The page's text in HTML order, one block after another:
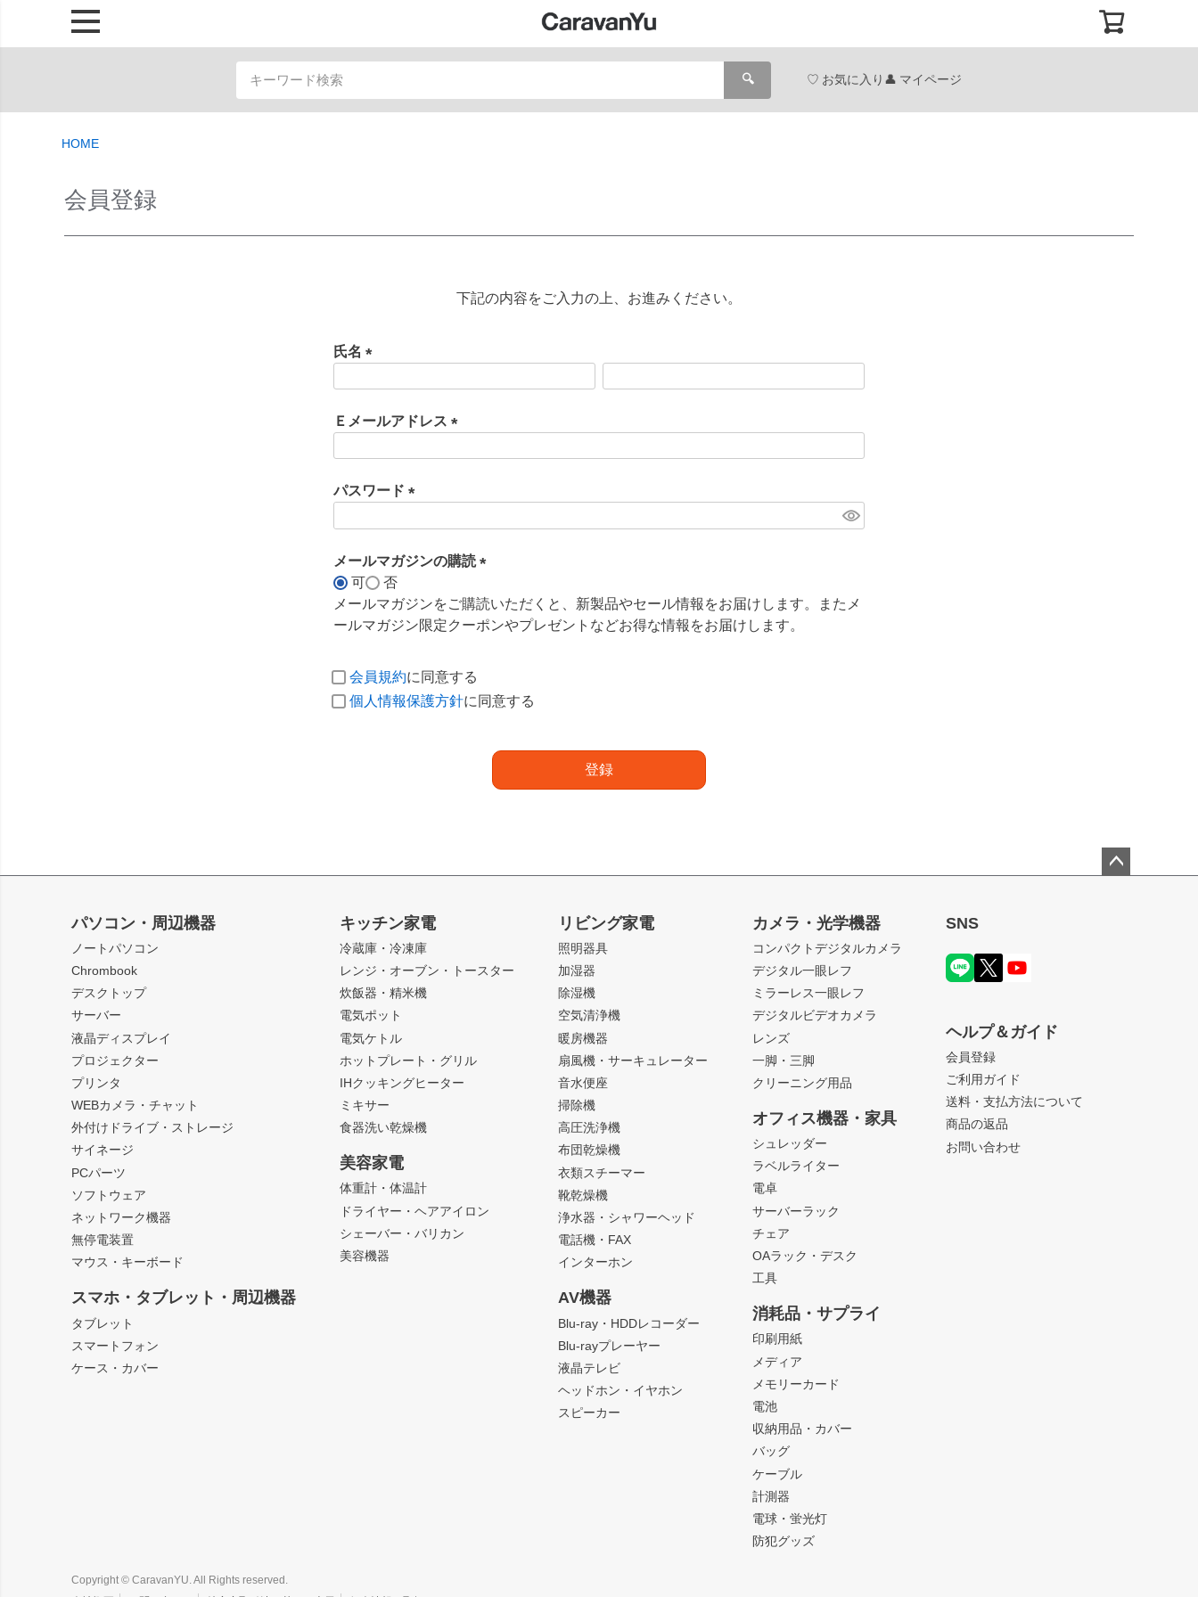
🔍 お気に入り マイページ
HOME
会員登録
下記の内容をご入力の上、お進みください。
氏名
須
Ｅメールアドレス
パスワード
須
メールマガジンの購読
必
須
可
否
メールマガジンをご購読いただくと、新製品やセール情報をお届けします。またメ
ールマガジン限定クーポンやプレゼントなどお得な情報をお届けします。
会員規約に同意する
個人情報保護方針に同意する
登録
パソコン・周辺機器
ノートパソコン
Chrombook
デスクトップ
サーバー
液晶ディスプレイ
プロジェクター
プリンタ
WEBカメラ・チャット
外付けドライブ・ストレージ
サイネージ
PCパーツ
ソフトウェア
ネットワーク機器
無停電装置
マウス・キーボード
スマホ・タブレット・周辺機器
タブレット
スマートフォン
ケース・カバー
キッチン家電
冷蔵庫・冷凍庫
レンジ・オーブン・トースター
炊飯器・精米機
電気ポット
電気ケトル
ホットプレート・グリル
IHクッキングヒーター
ミキサー
食器洗い乾燥機
美容家電
体重計・体温計
ドライヤー・ヘアアイロン
シェーバー・バリカン
美容機器
リビング家電
照明器具
加湿器
除湿機
空気清浄機
暖房機器
扇風機・サーキュレーター
音水便座
掃除機
高圧洗浄機
布団乾燥機
衣類スチーマー
靴乾燥機
浄水器・シャワーヘッド
電話機・FAX
インターホン
AV機器
Blu-ray・HDDレコーダー
Blu-rayプレーヤー
液晶テレビ
ヘッドホン・イヤホン
スピーカー
カメラ・光学機器
コンパクトデジタルカメラ
デジタル一眼レフ
ミラーレス一眼レフ
デジタルビデオカメラ
レンズ
一脚・三脚
クリーニング用品
オフィス機器・家具
シュレッダー
ラベルライター
電卓
サーバーラック
チェア
OAラック・デスク
工具
消耗品・サプライ
印刷用紙
メディア
メモリーカード
電池
収納用品・カバー
バッグ
ケーブル
計測器
電球・蛍光灯
防犯グッズ
SNS
ヘルプ＆ガイド
会員登録
ご利用ガイド
送料・支払方法について
商品の返品
お問い合わせ
Copyright © CaravanYU. All Rights reserved.